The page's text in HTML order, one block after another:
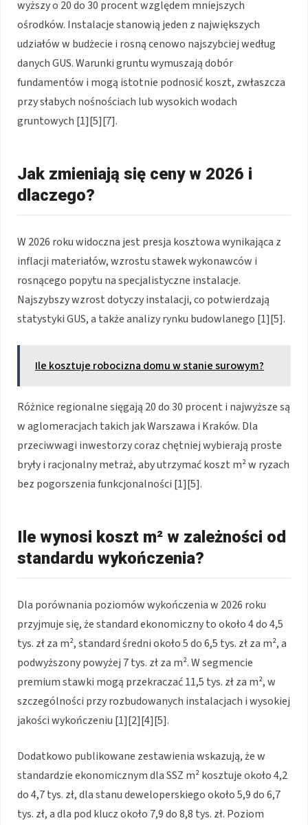
wyższy o 20 do 30 procent względem mniejszych
ośrodków. Instalacje stanowią jeden z największych
udziałów w budżecie i rosną cenowo najszybciej według
danych GUS. Warunki gruntu wymuszają dobór
fundamentów i mogą istotnie podnosić koszt, zwłaszcza
przy słabych nośnościach lub wysokich wodach
gruntowych [1][5][7].
Jak zmieniają się ceny w 2026 i
dlaczego?
W 2026 roku widoczna jest presja kosztowa wynikająca z
inflacji materiałów, wzrostu stawek wykonawców i
rosnącego popytu na specjalistyczne instalacje.
Najszybszy wzrost dotyczy instalacji, co potwierdzają
statystyki GUS, a także analizy rynku budowlanego [1][5].
Ile kosztuje robocizna domu w stanie surowym?
Różnice regionalne sięgają 20 do 30 procent i najwyższe są
w aglomeracjach takich jak Warszawa i Kraków. Dla
przeciwwagi inwestorzy coraz chętniej wybierają proste
bryły i racjonalny metraż, aby utrzymać koszt m² w ryzach
bez pogorszenia funkcjonalności [1][5].
Ile wynosi koszt m² w zależności od
standardu wykończenia?
Dla porównania poziomów wykończenia w 2026 roku
przyjmuje się, że standard ekonomiczny to około 4 do 4,5
tys. zł za m², standard średni około 5 do 6,5 tys. zł za m², a
podwyższony powyżej 7 tys. zł za m². W segmencie
premium stawki mogą przekraczać 11,5 tys. zł za m², w
szczególności przy rozbudowanych instalacjach i wysokiej
jakości wykończeniu [1][2][4][5].
Dodatkowo publikowane zestawienia wskazują, że w
standardzie ekonomicznym dla SSZ m² kosztuje około 4,2
do 4,7 tys. zł, dla stanu deweloperskiego około 5,9 do 6,7
tys. zł, a dla pod klucz około 7,9 do 8,8 tys. zł. Poziom